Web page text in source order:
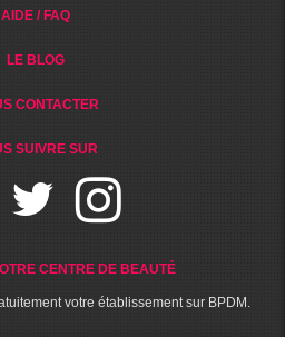
AIDE / FAQ
LE BLOG
CONTACTER
SUIVRE SUR
CENTRE DE BEAUTÉ
votre établissement sur BPDM.